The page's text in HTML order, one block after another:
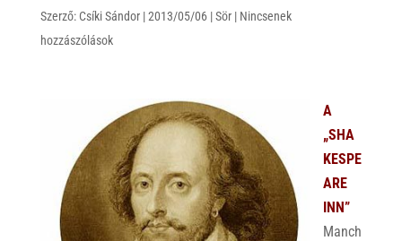
Szerző: Csíki Sándor|2013/05/06|Sör| Nincsenek
hozzászólások
A
„SHA
KESPE
ARE
INN”
Manch